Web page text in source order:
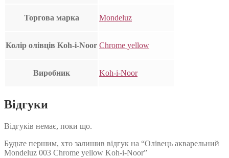
Торгова марка Mondeluz
Колір олівців Koh-i-Noor Chrome yellow
Виробник Koh-i-Noor
Відгуки
Відгуків немає, поки що.
Будьте першим, хто залишив відгук на “Олівець акварельний
Mondeluz 003 Chrome yellow Koh-i-Noor”